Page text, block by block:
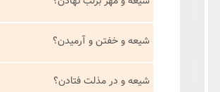
شیعه و خفتن و آرمیدن؟
شیعه و در مذلت فتادن؟